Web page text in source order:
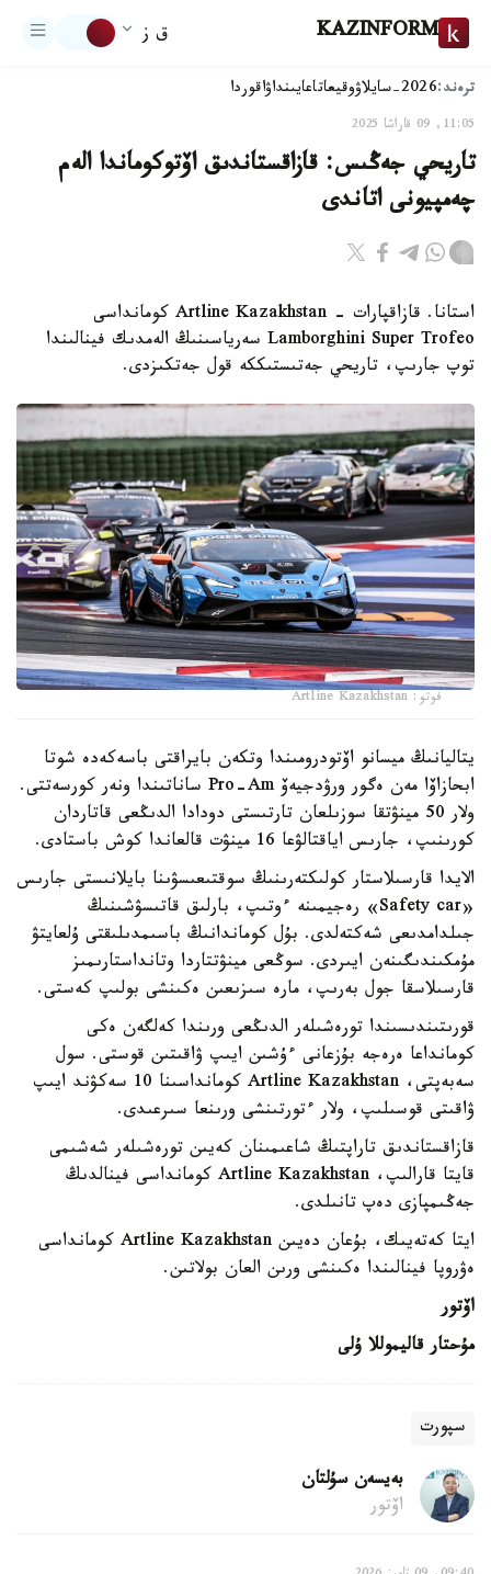
KAZINFORM ق ز
ترەند:2026-سايلاۋ وقيعاتاعايىنداۋاقوردا
11:05, 09 قاراشا 2025
تاريحي جەڭىس: قازاقستاندىق اۆتوكوماندا الەم
چەمپيونى اتاندى
استانا. قازاقپارات - Artline Kazakhstan كومانداسى
Lamborghini Super Trofeo سەرياسىنىڭ الەمدىك فينالىندا
توپ جارىپ، تاريحي جەتىستىككە قول جەتكىزدى.
فوتو: Artline Kazakhstan
يتاليانىڭ ميسانو اۆتودرومىندا وتكەن بايراقتى باسەكەدە شوتا
ابحازاۆا مەن ەگور ورۋدجيەۆ Pro-Am ساناتىندا ونەر كورسەتتى.
ولار 50 مينۋتقا سوزىلعان تارتىستى دودادا الدىڭعى قاتاردان
كورىنىپ، جارىس اياقتالۋعا 16 مينۋت قالعاندا كوش باستادى.
الايدا قارسىلاستار كولىكتەرىنىڭ سوقتىعىسۋىنا بايلانىستى جارىس
«Safety car» رەجيمىنە ءوتىپ، بارلىق قاتىسۋشىنىڭ
جىلدامدىعى شەكتەلدى. بۇل كوماندانىڭ باسىمدىلىقتى ۇلعايتۋ
مۇمكىندىگىنەن ايىردى. سوڭعى مينۋتتاردا وتانداستارىمىز
قارسىلاسقا جول بەرىپ، مارە سىزىعىن ەكىنشى بولىپ كەستى.
قورىتىندىسىندا تورەشىلەر الدىڭعى ورىندا كەلگەن ەكى
كومانداعا ەرەجە بۇزعانى ءۇشىن ايىپ ۋاقىتىن قوستى. سول
سەبەپتى، Artline Kazakhstan كومانداسىنا 10 سەكۋند ايىپ
ۋاقىتى قوسىلىپ، ولار ءتورتىنشى ورىنعا سىرعىدى.
قازاقستاندىق تاراپتىڭ شاعىمىنان كەيىن تورەشىلەر شەشىمى
قايتا قارالىپ، Artline Kazakhstan كومانداسى فينالدىڭ
جەڭىمپازى دەپ تانىلدى.
ايتا كەتەيىك، بۇعان دەيىن Artline Kazakhstan كومانداسى
ەۋروپا فينالىندا ەكىنشى ورىن العان بولاتىن.
اۆتور
مۇحتار قاليموللا ۇلى
سپورت
بەيسەن سۇلتان
اۆتور